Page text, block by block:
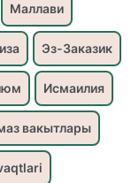
Маллави
Эз-Заказик
Исмаилия
вакытлары